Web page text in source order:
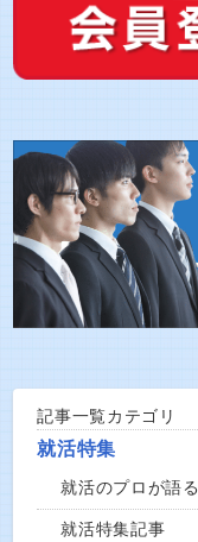
記事一覧カテゴリ
就活特集
就活のプロが語る
就活特集記事